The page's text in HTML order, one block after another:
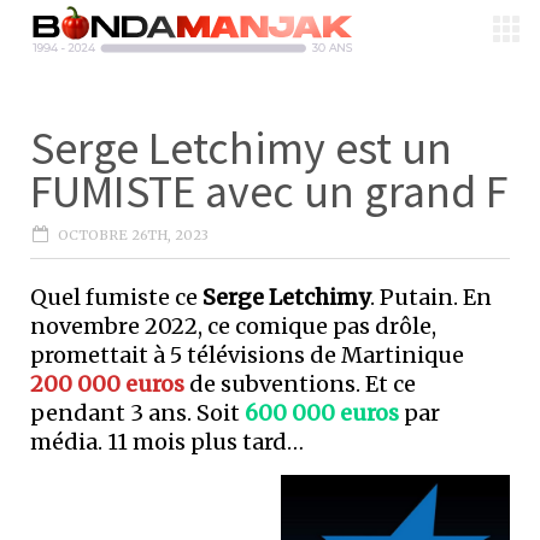
Serge Letchimy est un
FUMISTE avec un grand F
OCTOBRE 26TH, 2023
Quel fumiste ce Serge Letchimy. Putain. En
novembre 2022, ce comique pas drôle,
promettait à 5 télévisions de Martinique
200 000 euros de subventions. Et ce
pendant 3 ans. Soit 600 000 euros par
média. 11 mois plus tard…